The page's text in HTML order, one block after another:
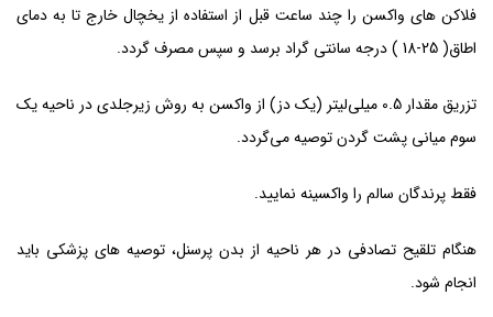
فلاکن های واکسن را چند ساعت قبل از استفاده از یخچال خارج تا به دمای
اطاق( 25-18 ) درجه سانتی گراد برسد و سپس مصرف گردد.
تزریق مقدار 0.5 میلی‌لیتر (یک دز) از واکسن به روش زیرجلدی در ناحیه یک
سوم میانی پشت گردن توصیه می‌گردد.
فقط پرندگان سالم را واکسینه نمایید.
هنگام تلقیح تصادفی در هر ناحیه از بدن پرسنل، توصیه های پزشکی باید
انجام شود.